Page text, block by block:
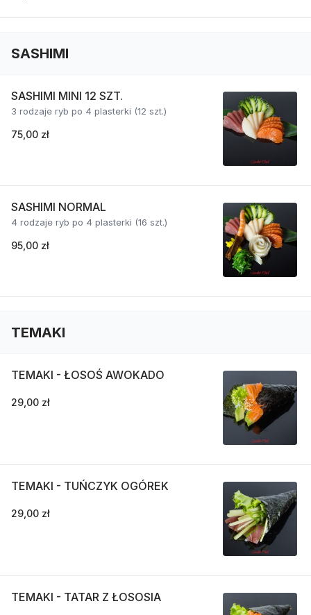
SASHIMI
SASHIMI MINI 12 SZT.
3 rodzaje ryb po 4 plasterki (12 szt.)
75,00 zł
SASHIMI NORMAL
4 rodzaje ryb po 4 plasterki (16 szt.)
95,00 zł
TEMAKI
TEMAKI - ŁOSOŚ AWOKADO
29,00 zł
TEMAKI - TUŃCZYK OGÓREK
29,00 zł
TEMAKI - TATAR Z ŁOSOSIA